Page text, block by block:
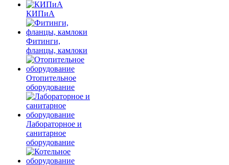
КИПиА
Фитинги,
фланцы, камлоки
Отопительное
оборудование
Лабораторное и
санитарное
оборудование